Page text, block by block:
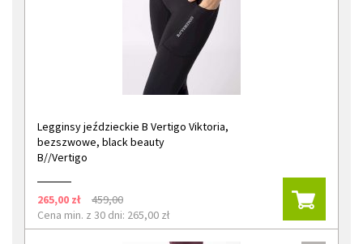
Legginsy jeździeckie B Vertigo Viktoria,
bezszwowe, black beauty
B//Vertigo
265,00 zł
459,00
Cena min. z 30 dni: 265,00 zł